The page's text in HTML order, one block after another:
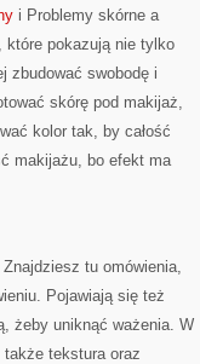
i Problemy skórne a
które pokazują nie tylko
zbudować swobodę i
skórę pod makijaż,
kolor tak, by całość
makijażu, bo efekt ma
tu omówienia,
Pojawiają się też
żeby uniknąć ważenia. W
tekstura oraz